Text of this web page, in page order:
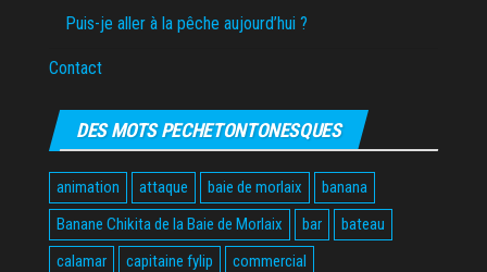
Puis-je aller à la pêche aujourd’hui ?
Contact
DES MOTS PECHETONTONESQUES
animation attaque baie de morlaix
banana
Banane Chikita de la Baie de Morlaix
bar
bateau
calamar
capitaine fylip
commercial